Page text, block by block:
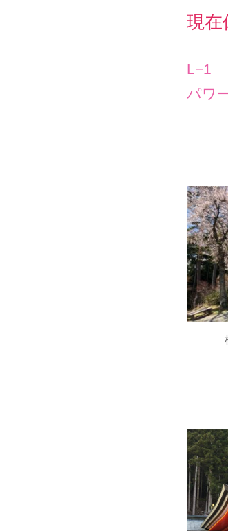
現在
L−1
パワ
水